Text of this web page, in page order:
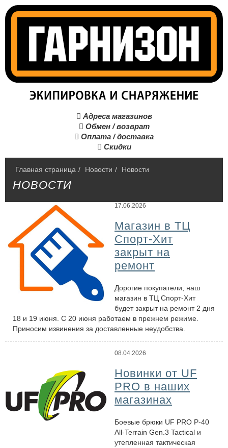
 Адреса магазинов
 Обмен / возврат
 Оплата / доставка
 Скидки
Главная страница / Hовости / Новости
НОВОСТИ
17.06.2026
Магазин в ТЦ
Спорт-Хит
закрыт на
ремонт
Дорогие покупатели, наш
магазин в ТЦ Спорт-Хит
будет закрыт на ремонт 2 дня
18 и 19 июня. С 20 июня работаем в прежнем режиме.
Приносим извинения за доставленные неудобства.
08.04.2026
Новинки от UF
PRO в наших
магазинах
Боевые брюки UF PRO P-40
All-Terrain Gen.3 Tactical и
утепленная тактическая